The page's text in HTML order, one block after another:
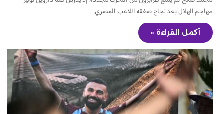
مهاجم الهلال بعد نجاح صفقة اللاعب المصري.
أكمل القراءة »